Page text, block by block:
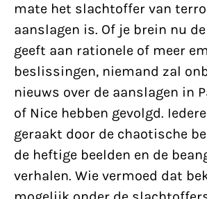
mate het slachtoffer van
aanslagen is. Of je brein nu
geeft aan rationele of meer
beslissingen, niemand zal
nieuws over de aanslagen in
of Nice hebben gevolgd.
geraakt door de chaotische
de heftige beelden en de
verhalen. Wie vermoed dat